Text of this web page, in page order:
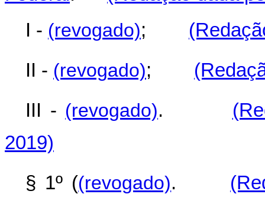
I - (revogado);
II - (revogado);
III - (revogado).
2019)
§ 1º ((revogado).